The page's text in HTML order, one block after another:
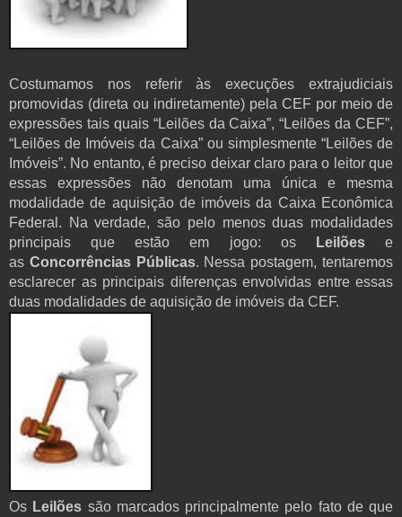
Costumamos nos referir às execuções extrajudiciais
promovidas (direta ou indiretamente) pela CEF por meio de
expressões tais quais “Leilões da Caixa”, “Leilões da CEF”,
“Leilões de Imóveis da Caixa” ou simplesmente “Leilões de
Imóveis”. No entanto, é preciso deixar claro para o leitor que
essas expressões não denotam uma única e mesma
modalidade de aquisição de imóveis da Caixa Econômica
Federal. Na verdade, são pelo menos duas modalidades
principais que estão em jogo: os
Leilõese
as Concorrências Públicas. Nessa postagem, tentaremos
esclarecer as principais diferenças envolvidas entre essas
duas modalidades de aquisição de imóveis da CEF.
Os Leilões são marcados principalmente pelo fato de que